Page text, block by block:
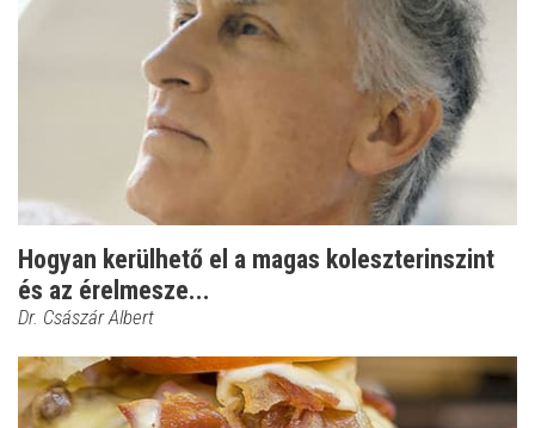
Hogyan kerülhető el a magas koleszterinszint
és az érelmesze...
Dr. Császár Albert